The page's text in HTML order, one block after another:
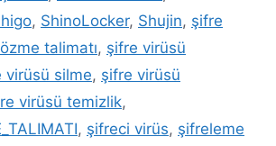
, ShinoLocker, Shujin, şifre
talimatı, şifre virüsü
virüsü silme, şifre virüsü
virüsü temizlik,
, şifreci virüs, şifreleme